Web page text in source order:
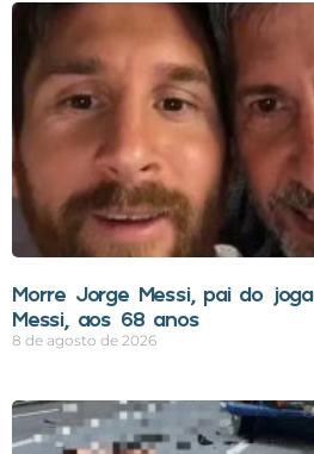
Morre Jorge Messi, pai do
Messi, aos 68 anos
8 de agosto de 2026